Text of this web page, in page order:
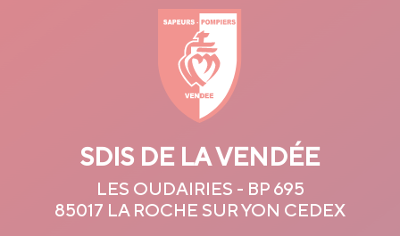
SDIS DE LA VENDÉE
LES OUDAIRIES - BP 695
85017 LA ROCHE SUR YON CEDEX